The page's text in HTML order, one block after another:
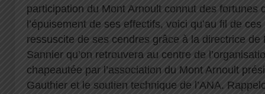
participation du Mont Arnoult connut des fortunes
l’épuisement de ses effectifs, voici qu’au fil de
ressuscite de ses cendres grâce à la directrice de
Sannier qu’on retrouvera au centre de
chapeautée par l’association du Mont Arnoult
Gauthier et le soutien technique de l’ANA.